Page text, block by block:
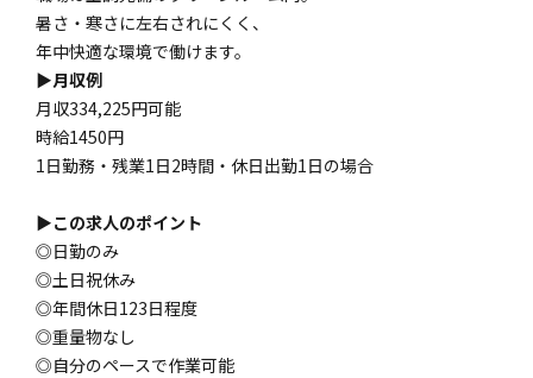
暑さ・寒さに左右されにくく、
年中快適な環境で働けます。
▶月収例
月収334,225円可能
時給1450円
1日勤務・残業1日2時間・休日出勤1日の場合
▶この求人のポイント
◎日勤のみ
◎土日祝休み
◎年間休日123日程度
◎重量物なし
◎自分のペースで作業可能